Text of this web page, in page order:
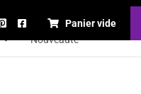
Panier vide
Nouveauté